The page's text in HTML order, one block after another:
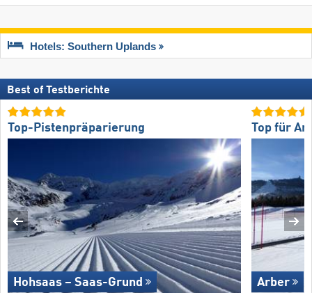
Hotels: Southern Uplands
Best of Testberichte
Top-Pistenpräparierung
Hohsaas – Saas-Grund
Top für
Arber